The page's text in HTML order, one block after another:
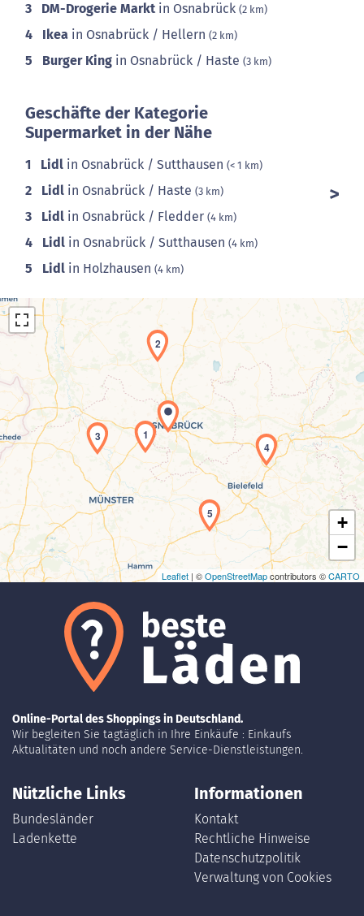
3 DM-Drogerie Markt in Osnabrück (2 km)
4 Ikea in Osnabrück / Hellern (2 km)
5 Burger King in Osnabrück / Haste (3 km)
Geschäfte der Kategorie
Supermarket in der Nähe
1 Lidl in Osnabrück / Sutthausen (< 1 km)
2 Lidl in Osnabrück / Haste (3 km)
3 Lidl in Osnabrück / Fledder (4 km)
4 Lidl in Osnabrück / Sutthausen (4 km)
5 Lidl in Holzhausen (4 km)
Laden der Karte...
1
2
3
4
5
+
−
Leaflet | ©OpenStreetMapcontributors ©CARTO
Online-Portal des Shoppings in Deutschland.
Wir begleiten Sie tagtäglich in Ihre Einkäufe : Einkaufs
Aktualitäten und noch andere Service-Dienstleistungen.
Nützliche Links
Bundesländer
Ladenkette
Informationen
Kontakt
Rechtliche Hinweise
Datenschutzpolitik
Verwaltung von Cookies